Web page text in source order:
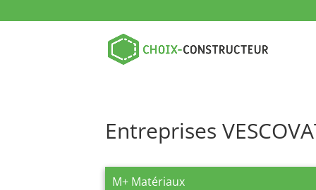
Entreprises
M+ Matériaux